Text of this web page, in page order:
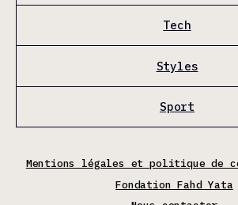
Tech
Styles
Sport
Mentions légales et politique de
Fondation Fahd Yata